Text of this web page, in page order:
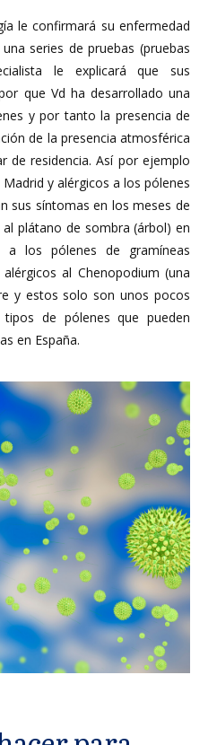
le confirmará su enfermedad
series de pruebas (pruebas
le explicará que sus
que Vd ha desarrollado una
y por tanto la presencia de
de la presencia atmosférica
de residencia. Así por ejemplo
y alérgicos a los pólenes
sus síntomas en los meses de
plátano de sombra (árbol) en
a los pólenes de gramíneas
al Chenopodium (una
y estos solo son unos pocos
de pólenes que pueden
en España.